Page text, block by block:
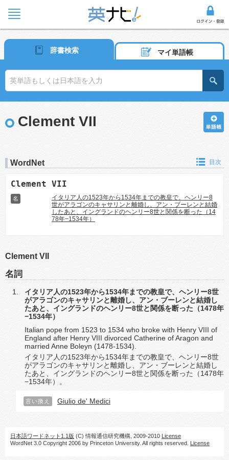
辞書検索 マイ単語帳
Clement VII
WordNet 目次
Clement VII
名
イタリア人の1523年から1534年までの教皇で、ヘンリー8
世がアラゴンのキャサリンと離婚し、アン・ブーレンと結婚
したあと、イングランドのヘンリー8世と関係を断った（14
78年−1534年）
Clement VII
名詞
イタリア人の1523年から1534年までの教皇で、ヘンリー8世
がアラゴンのキャサリンと離婚し、アン・ブーレンと結婚し
たあと、イングランドのヘンリー8世と関係を断った（1478年
−1534年）
Italian pope from 1523 to 1534 who broke with Henry VIII of
England after Henry VIII divorced Catherine of Aragon and
married Anne Boleyn (1478-1534).
イタリア人の1523年から1534年までの教皇で、ヘンリー8世
がアラゴンのキャサリンと離婚し、アン・ブーレンと結婚し
たあと、イングランドのヘンリー8世と関係を断った（1478年
−1534年）。
言い換え Giulio de' Medici
日本語ワードネット1.1版 (C) 情報通信研究機構, 2009-2010 License
WordNet 3.0 Copyright 2006 by Princeton University. All rights reserved. License